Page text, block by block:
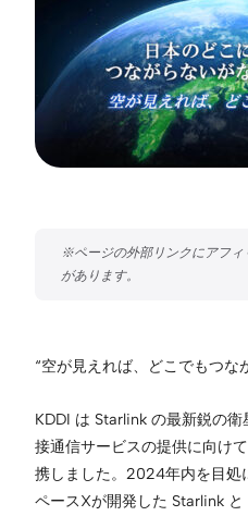
“空が見えれば、どこでもつな
KDDI は Starlink の最新鋭の
接通信サービスの提供に向け
携しました。2024年内を目処
ペースXが開発した Starlink